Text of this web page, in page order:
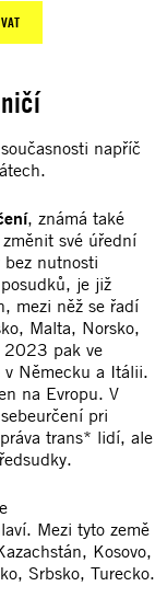
napříč
, známá také
své úřední
nutnosti
je již
mezi něž se řadí
Malta, Norsko,
2023 pak ve
Německu a Itálii.
na Evropu. V
pri
trans* lidí, ale
Mezi tyto země
Kosovo,
Srbsko, Turecko.